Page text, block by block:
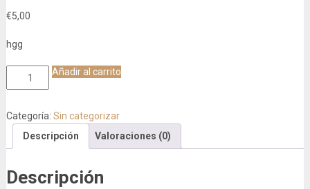
€5,00
hgg
cantidad
Añadir al carrito
Categoría: Sin categorizar
Descripción
Valoraciones (0)
Descripción